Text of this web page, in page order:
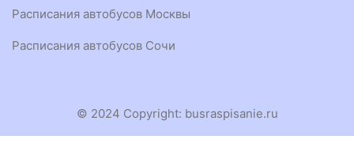
Расписания автобусов Москвы
Расписания автобусов Сочи
© 2024 Copyright: busraspisanie.ru